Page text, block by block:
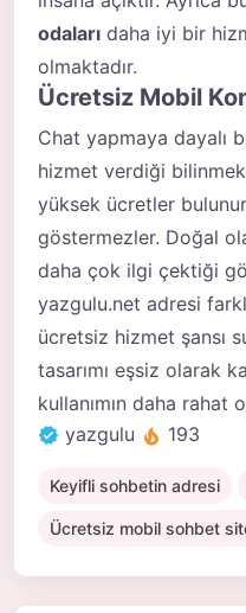
odaları daha iyi bir
olmaktadır.
Ücretsiz Mobil
Chat yapmaya dayalı
hizmet verdiği
yüksek ücretler
göstermezler. Doğal
daha çok ilgi çektiği
yazgulu.net adresi
ücretsiz hizmet şansı
tasarımı eşsiz olarak
kullanımın daha rahat
yazgulu
193
Keyifli sohbetin adresi
Ücretsiz mobil sohbet